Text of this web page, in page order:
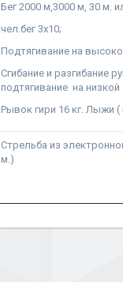
Бег 2000 м,3000 м, 30 м.
чел.бег 3х10;
Подтягивание на
Сгибание и разгибание
подтягивание на
Рывок гири 16 кг. Лыжи (
Стрельба из
м.)